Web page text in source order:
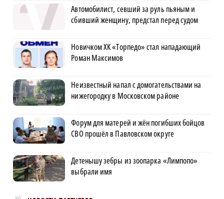
Автомобилист, севший за руль пьяным и
сбивший женщину, предстал перед судом
Новичком ХК «Торпедо» стал нападающий
Роман Максимов
Неизвестный напал с домогательствами на
нижегородку в Московском районе
Форум для матерей и жён погибших бойцов
СВО прошёл в Павловском округе
Детенышу зебры из зоопарка «Лимпопо»
выбрали имя